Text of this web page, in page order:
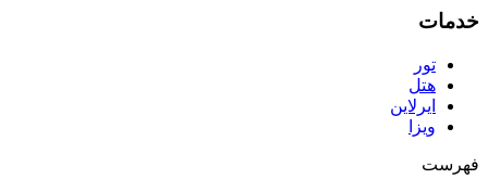
خدمات
تور
هتل
ایرلاین
ویزا
فهرست